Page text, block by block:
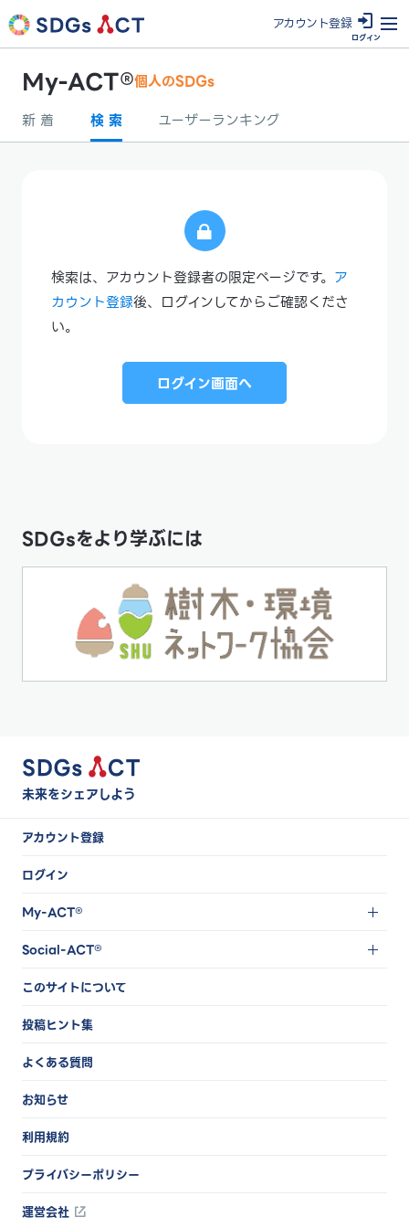
アカウント登録
ログイン
My-ACT®個人のSDGs
新 着
検 索 ユーザーランキング
検索は、アカウント登録者の限定ページです。 ア
カウント登録後、ログインしてからご確認くださ
い。
ログイン画面へ
SDGsをより学ぶには
未来をシェアしよう
アカウント登録
ログイン
My-ACT®
Social-ACT®
このサイトについて
投稿ヒント集
よくある質問
お知らせ
利用規約
プライバシーポリシー
運営会社